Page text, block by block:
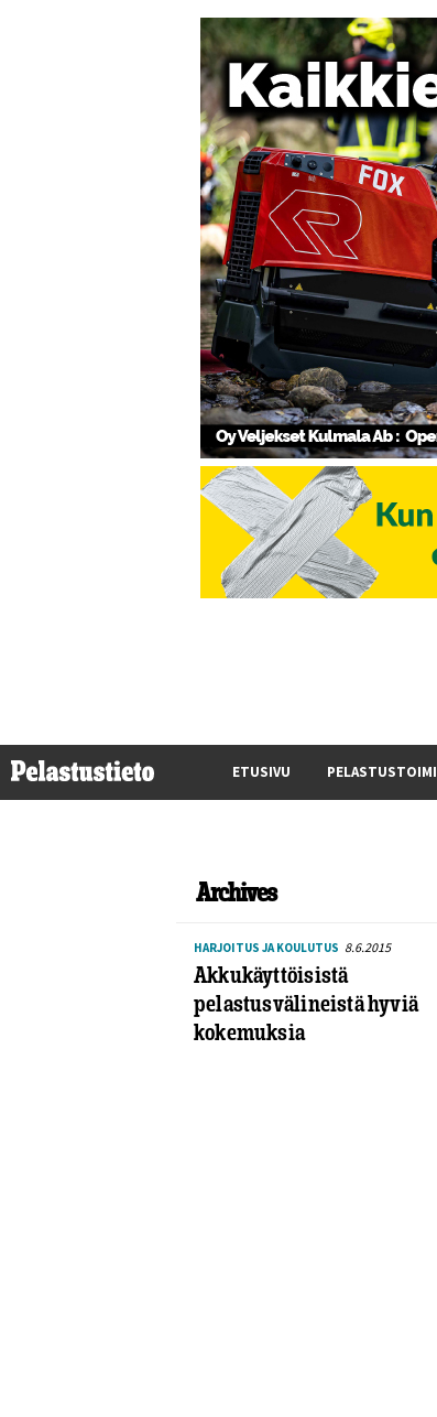
ETUSIVU PELASTUSTOIMI
Archives
HARJOITUS JA KOULUTUS 8.6.2015
Akkukäyttöisistä
pelastusvälineistä hyviä
kokemuksia